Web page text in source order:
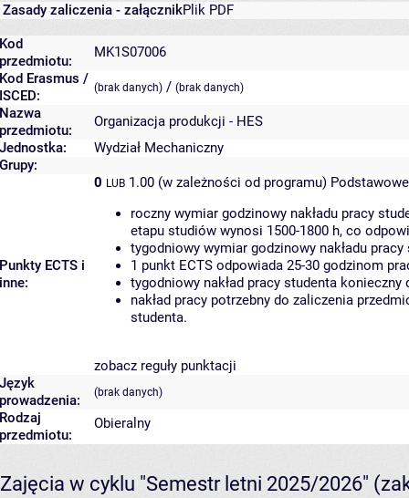
Zasady zaliczenia - załącznikPlik PDF
Kod
przedmiotu:
MK1S07006
Kod Erasmus /
ISCED:
(brak danych) / (brak danych)
Nazwa
przedmiotu:
Organizacja produkcji - HES
Jednostka:
Wydział Mechaniczny
Grupy:
Punkty ECTS i
inne:
0 LUB 1.00 (w zależności od programu)
roczny wymiar godzinowy nakładu pracy
etapu studiów wynosi 1500-1800 h, co
tygodniowy wymiar godzinowy nakładu
1 punkt ECTS odpowiada 25-30 godzinom
tygodniowy nakład pracy studenta
nakład pracy potrzebny do zaliczenia
studenta.
zobacz reguły punktacji
Język
prowadzenia:
(brak danych)
Rodzaj
przedmiotu:
Obieralny
Zajęcia w cyklu "Semestr letni 2025/2026"